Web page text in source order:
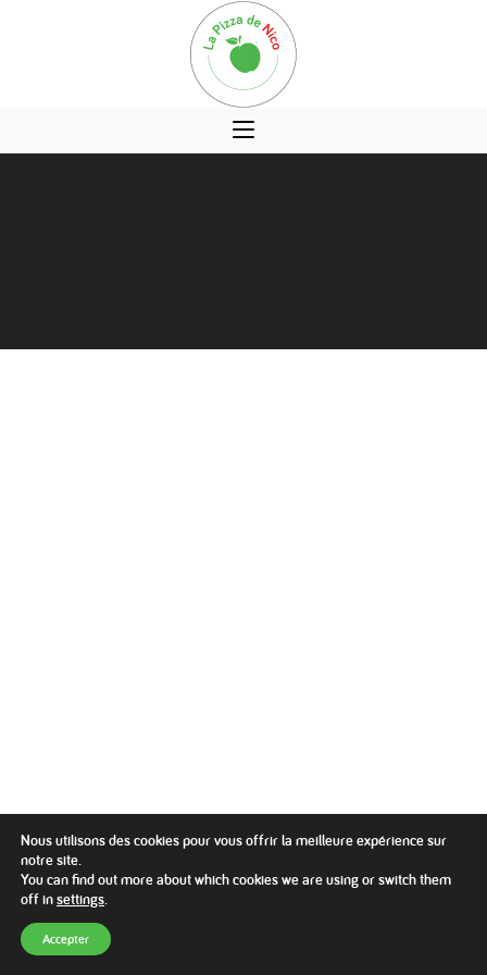
Nous utilisons des cookies pour vous offrir la meilleure expérience sur
notre site.
You can find out more about which cookies we are using or switch them
off insettings.
Accepter